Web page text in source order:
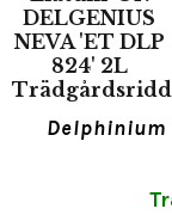
Delphinium